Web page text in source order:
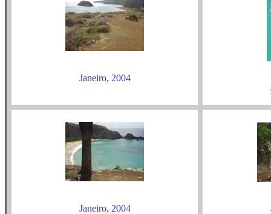
Janeiro, 2004
Janeiro, 2004